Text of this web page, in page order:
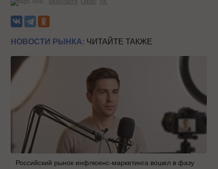
Теги: ВКонтакте Офис VK
НОВОСТИ РЫНКА: ЧИТАЙТЕ ТАКЖЕ
Российский рынок инфлюенс-маркетинга вошел в фазу